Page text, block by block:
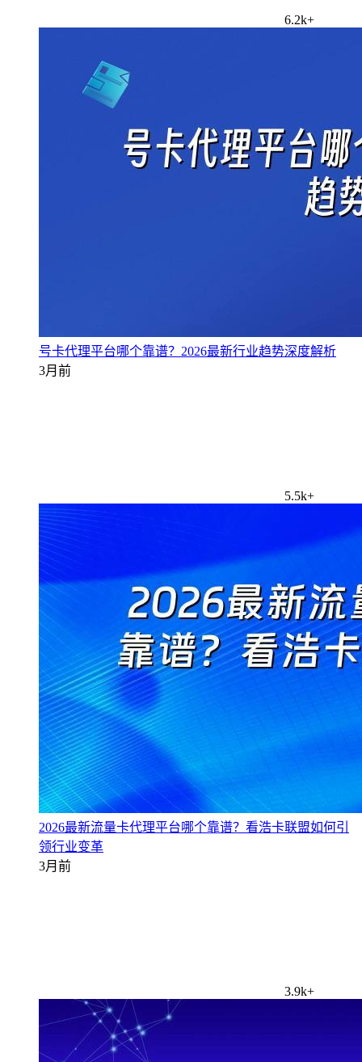
6.2k+
号卡代理平台哪个靠谱？2026最新行业趋势深度解析
3月前
5.5k+
2026最新流量卡代理平台哪个靠谱？看浩卡联盟如何引
领行业变革
3月前
3.9k+